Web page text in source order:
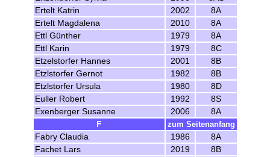
Ertelt Katrin
2002
8A
Ertelt Magdalena
2010
8A
Ettl Günther
1979
8A
Ettl Karin
1979
8C
Etzelstorfer Hannes
2001
8B
Etzlstorfer Gernot
1982
8B
Etzlstorfer Ursula
1980
8D
Euller Robert
1992
8S
Exenberger Susanne
2006
8A
F
zum Seitenanfang
Fabry Claudia
1986
8A
Fachet Lars
2019
8B